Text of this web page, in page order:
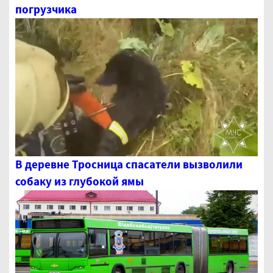
погрузчика
В деревне Тросница спасатели вызволили
собаку из глубокой ямы